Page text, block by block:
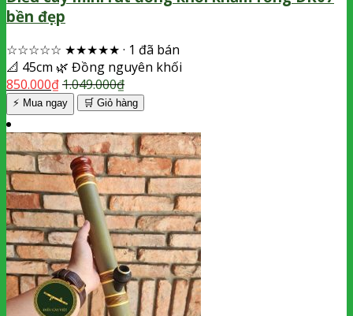
bền đẹp
☆☆☆☆☆ ★★★★★ · 1 đã bán
📐 45cm 🌿 Đồng nguyên khối
850.000₫1.049.000₫
⚡ Mua ngay 🛒 Giỏ hàng